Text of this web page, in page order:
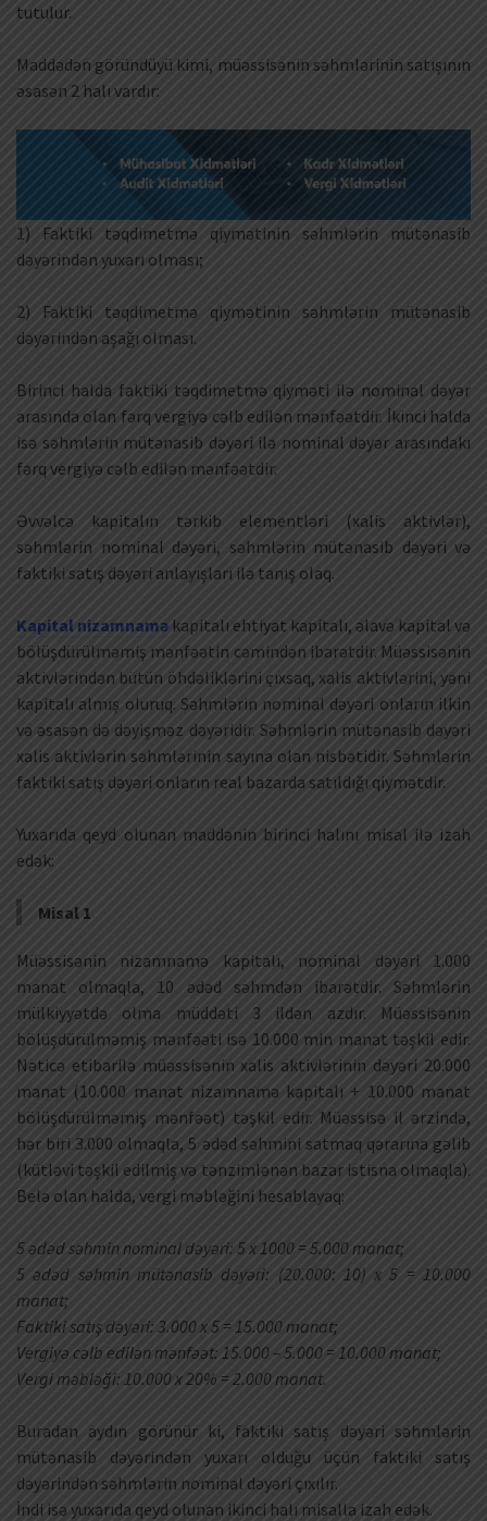
tutulur.
Maddədən göründüyü kimi, müəssisənin səhmlərinin satışının
əsasən 2 halı vardır:
1) Faktiki təqdimetmə qiymətinin səhmlərin mütənasib
dəyərindən yuxarı olması;
2) Faktiki təqdimetmə qiymətinin səhmlərin mütənasib
dəyərindən aşağı olması.
Birinci halda faktiki təqdimetmə qiyməti ilə nominal dəyər
arasında olan fərq vergiyə cəlb edilən mənfəətdir. İkinci halda
isə səhmlərin mütənasib dəyəri ilə nominal dəyər arasındakı
fərq vergiyə cəlb edilən mənfəətdir.
Əvvəlcə kapitalın tərkib elementləri (xalis aktivlər),
səhmlərin nominal dəyəri, səhmlərin mütənasib dəyəri və
faktiki satış dəyəri anlayışları ilə tanış olaq.
Kapital nizamnamə kapitalı ehtiyat kapitalı, əlavə kapital və
bölüşdürülməmiş mənfəətin cəmindən ibarətdir. Müəssisənin
aktivlərindən bütün öhdəliklərini çıxsaq, xalis aktivlərini, yəni
kapitalı almış oluruq. Səhmlərin nominal dəyəri onların ilkin
və əsasən də dəyişməz dəyəridir. Səhmlərin mütənasib dəyəri
xalis aktivlərin səhmlərinin sayına olan nisbətidir. Səhmlərin
faktiki satış dəyəri onların real bazarda satıldığı qiymətdir.
Yuxarıda qeyd olunan maddənin birinci halını misal ilə izah
edək:
Misal 1
Müəssisənin nizamnamə kapitalı, nominal dəyəri 1.000
manat olmaqla, 10 ədəd səhmdən ibarətdir. Səhmlərin
mülkiyyətdə olma müddəti 3 ildən azdır. Müəssisənin
bölüşdürülməmiş mənfəəti isə 10.000 min manat təşkil edir.
Nəticə etibarilə müəssisənin xalis aktivlərinin dəyəri 20.000
manat (10.000 manat nizamnamə kapitalı + 10.000 manat
bölüşdürülməmiş mənfəət) təşkil edir. Müəssisə il ərzində,
hər biri 3.000 olmaqla, 5 ədəd səhmini satmaq qərarına gəlib
(kütləvi təşkil edilmiş və tənzimlənən bazar istisna olmaqla).
Belə olan halda, vergi məbləğini hesablayaq:
5 ədəd səhmin nominal dəyəri: 5 x 1000 = 5.000 manat;
5 ədəd səhmin mütənasib dəyəri: (20.000: 10) x 5 = 10.000
manat;
Faktiki satış dəyəri: 3.000 x 5 = 15.000 manat;
Vergiyə cəlb edilən mənfəət: 15.000 – 5.000 = 10.000 manat;
Vergi məbləği: 10.000 x 20% = 2.000 manat.
Buradan aydın görünür ki, faktiki satış dəyəri səhmlərin
mütənasib dəyərindən yuxarı olduğu üçün faktiki satış
dəyərindən səhmlərin nominal dəyəri çıxılır.
İndi isə yuxarıda qeyd olunan ikinci halı misalla izah edək.